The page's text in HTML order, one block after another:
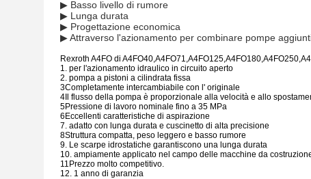
▶ Basso livello di rumore
▶ Lunga durata
▶ Progettazione economica
▶ Attraverso l'azionamento per combinare pompe
Rexroth A4FO di
1. per l'azionamento idraulico in circuito aperto
2. pompa a pistoni a cilindrata fissa
3Completamente intercambiabile con l' originale
4Il flusso della pompa è proporzionale alla velocità e allo
5Pressione di lavoro nominale fino a 35 MPa
6Eccellenti caratteristiche di aspirazione
7. adatto con lunga durata e cuscinetto di alta precisione
8Struttura compatta, peso leggero e basso rumore
9. Le scarpe idrostatiche garantiscono una lunga durata
10. ampiamente applicato nel campo delle macchine da
11Prezzo molto competitivo.
12. 1 anno di garanzia